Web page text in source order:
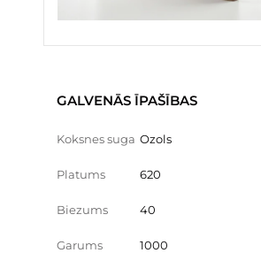
GALVENĀS ĪPAŠĪBAS
Koksnes suga Ozols
Platums 620
Biezums 40
Garums 1000